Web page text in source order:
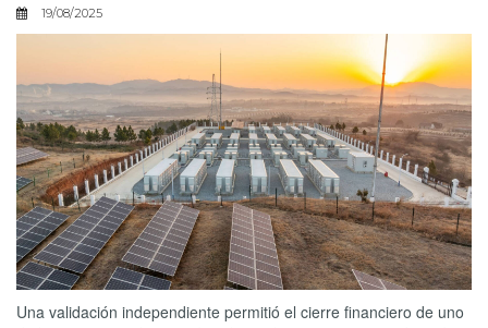
19/08/2025
Una validación independiente permitió el cierre financiero de uno